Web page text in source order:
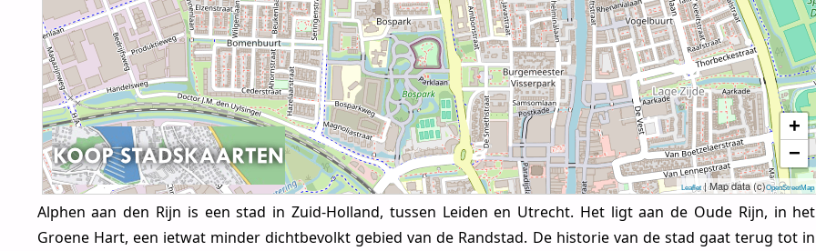
+
−
Leaflet | Map data (c)OpenStreetMap
Alphen aan den Rijn is een stad in Zuid-Holland, tussen Leiden en Utrecht. Het ligt aan de Oude Rijn, in het
Groene Hart, een ietwat minder dichtbevolkt gebied van de Randstad. De historie van de stad gaat terug tot in